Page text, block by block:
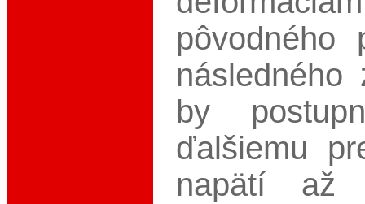
pôvodného
následného
by
ďalšiemu
napätí až